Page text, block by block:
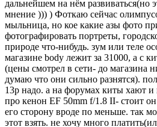
дальнейшем на нём развиваться(но
мнение ))) ) Фоткаю сейчас
мыльница, но кое какие азы фото
фотографировать портреты,
природе что-нибудь. зум или теле
магазине body лежит за 31000, а с
(цены смотрел в сети- до магазина
думаю что они сильно разнятся).
13р надо. а на форумах киты хают и
про кенон EF 50mm f/1.8 II- стоит
его сторону вроде по меньше. так
этот взять. не хочу много